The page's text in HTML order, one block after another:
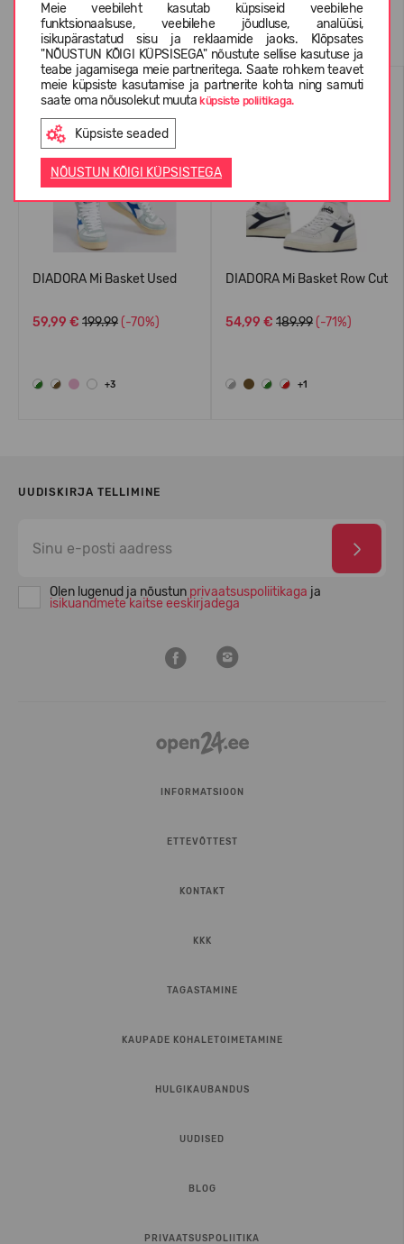
Meie veebileht kasutab küpsiseid veebilehe
funktsionaalsuse, veebilehe jõudluse, analüüsi,
isikupärastatud sisu ja reklaamide jaoks. Klõpsates
"NÕUSTUN KÕIGI KÜPSISEGA" nõustute sellise kasutuse ja
teabe jagamisega meie partneritega. Saate rohkem teavet
meie küpsiste kasutamise ja partnerite kohta ning samuti
saate oma nõusolekut muutaküpsiste poliitikaga.
Küpsiste seaded
NÕUSTUN KÕIGI KÜPSISTEGA
Sarnased tooted
DIADORA Mi Basket Used
59,99 € 199.99 (-70%)
+3
DIADORA Mi Basket Row Cut
54,99 € 189.99 (-71%)
+1
UUDISKIRJA TELLIMINE
Olen lugenud ja nõustun privaatsuspoliitikaga ja
isikuandmete kaitse eeskirjadega
INFORMATSIOON
ETTEVÕTTEST
KONTAKT
KKK
TAGASTAMINE
KAUPADE KOHALETOIMETAMINE
HULGIKAUBANDUS
UUDISED
BLOG
PRIVAATSUSPOLIITIKA